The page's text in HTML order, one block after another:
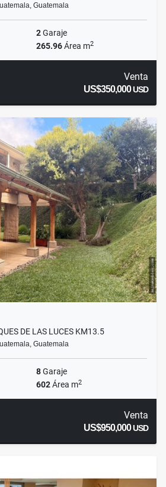
Guatemala
2Garaje
265.96Área m2
Venta
US$350,000USD
DE LAS LUCES KM13.5
Guatemala
8Garaje
602Área m2
Venta
US$950,000USD